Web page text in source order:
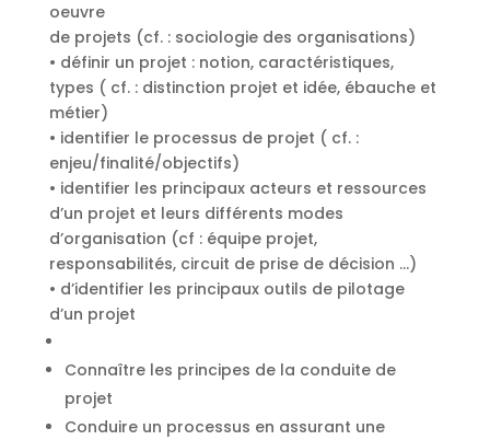
oeuvre
de projets (cf. : sociologie des organisations)
• définir un projet : notion, caractéristiques,
types ( cf. : distinction projet et idée, ébauche et
métier)
• identifier le processus de projet ( cf. :
enjeu/finalité/objectifs)
• identifier les principaux acteurs et ressources
d’un projet et leurs différents modes
d’organisation (cf : équipe projet,
responsabilités, circuit de prise de décision …)
• d’identifier les principaux outils de pilotage
d’un projet
Connaître les principes de la conduite de
projet
Conduire un processus en assurant une